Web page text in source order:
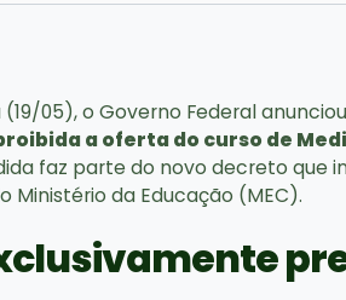
05), o Governo Federal
a oferta do curso de
faz parte do novo decreto que
Ministério da Educação (MEC).